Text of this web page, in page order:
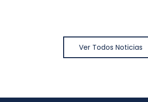
Ver Todos Noticias